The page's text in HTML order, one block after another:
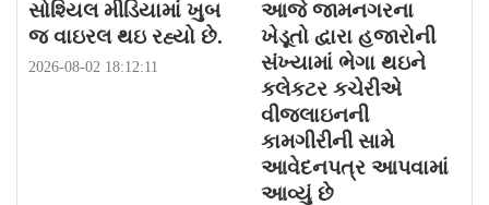
સોશ્યિલ મીડિયામાં ખુબ
જ વાઇરલ થઇ રહ્યો છે.
2026-08-02 18:12:11
આજે જામનગરના
ખેડૂતો દ્વારા હજારોની
સંખ્યામાં ભેગા થઇને
કલેકટર કચેરીએ
વીજલાઇનની
કામગીરીની સામે
આવેદનપત્ર આપવામાં
આવ્યું છે